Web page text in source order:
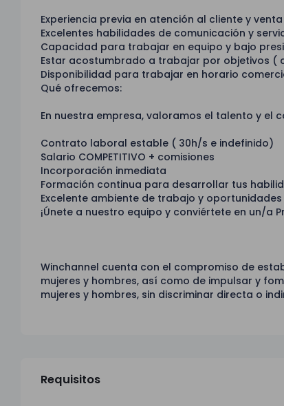
Experiencia previa en atención al cliente y
Excelentes habilidades de comunicación y
Capacidad para trabajar en equipo y bajo
Estar acostumbrado a trabajar por objetivos (
Disponibilidad para trabajar en horario
Qué ofrecemos:
En nuestra empresa, valoramos el talento y el
Contrato laboral estable ( 30h/s e indefinido)
Salario COMPETITIVO + comisiones
Incorporación inmediata
Formación continua para desarrollar tus
Excelente ambiente de trabajo y
¡Únete a nuestro equipo y conviértete en un/a
Winchannel cuenta con el compromiso de
mujeres y hombres, así como de impulsar y
mujeres y hombres, sin discriminar directa o
Requisitos